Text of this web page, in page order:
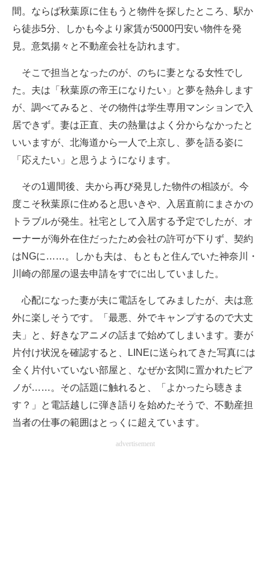
間。ならば秋葉原に住もうと物件を探したところ、駅か
ら徒歩5分、しかも今より家賃が5000円安い物件を発
見。意気揚々と不動産会社を訪れます。
そこで担当となったのが、のちに妻となる女性でし
た。夫は「秋葉原の帝王になりたい」と夢を熱弁します
が、調べてみると、その物件は学生専用マンションで入
居できず。妻は正直、夫の熱量はよく分からなかったと
いいますが、北海道から一人で上京し、夢を語る姿に
「応えたい」と思うようになります。
その1週間後、夫から再び発見した物件の相談が。今
度こそ秋葉原に住めると思いきや、入居直前にまさかの
トラブルが発生。社宅として入居する予定でしたが、オ
ーナーが海外在住だったため会社の許可が下りず、契約
はNGに……。しかも夫は、もともと住んでいた神奈川・
川崎の部屋の退去申請をすでに出していました。
心配になった妻が夫に電話をしてみましたが、夫は意
外に楽しそうです。「最悪、外でキャンプするので大丈
夫」と、好きなアニメの話まで始めてしまいます。妻が
片付け状況を確認すると、LINEに送られてきた写真には
全く片付いていない部屋と、なぜか玄関に置かれたピア
ノが……。その話題に触れると、「よかったら聴きま
す？」と電話越しに弾き語りを始めたそうで、不動産担
当者の仕事の範囲はとっくに超えています。
advertisement